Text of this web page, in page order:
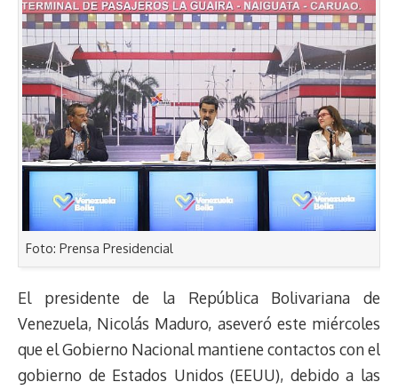
Foto: Prensa Presidencial
El presidente de la República Bolivariana de
Venezuela, Nicolás Maduro, aseveró este miércoles
que el Gobierno Nacional mantiene contactos con el
gobierno de Estados Unidos (EEUU), debido a las